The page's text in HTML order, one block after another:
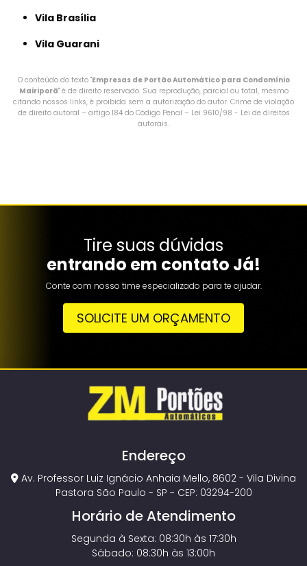
Vila Brasília
Vila Guarani
O conteúdo do texto "Empresas de Portão Automático para Condomínio
Mairiporã" é de direito reservado. Sua reprodução, parcial ou total, mesmo
citando nossos links, é proibida sem a autorização do autor. Crime de violação
de direito autoral – artigo 184 do Código Penal – Lei 9610/98 - Lei de direitos
autorais.
Tire suas dúvidas
entrando em contato Já!
Conte com nosso time especializado para te ajudar.
SOLICITE UM ORÇAMENTO
Endereço
Av. Professor Luiz Ignácio Anhaia Mello, 8602 - Vila Divina
Pastora São Paulo - SP - CEP: 03294-200
Horário de Atendimento
Segunda à Sexta: 08:30h às 17:30h
Sábado: 08:30h às 13:00h